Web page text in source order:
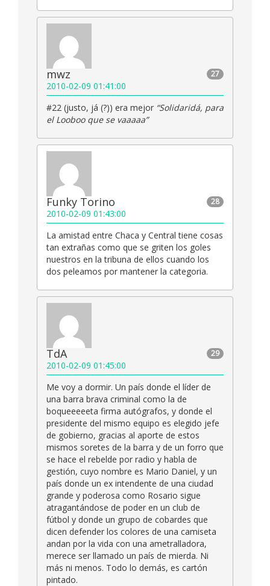
27
mwz
2010-02-09 01:41:00
#22 (justo, já (?)) era mejor “Solidaridá, para
el Looboo que se vaaaaa”
28
Funky Torino
2010-02-09 01:43:00
La amistad entre Chaca y Central tiene cosas
tan extrañas como que se griten los goles
nuestros en la tribuna de ellos cuando los
dos peleamos por mantener la categoria.
29
TdA
2010-02-09 01:45:00
Me voy a dormir. Un país donde el líder de
una barra brava criminal como la de
boqueeeeeta firma autógrafos, y donde el
presidente del mismo equipo es elegido jefe
de gobierno, gracias al aporte de estos
mismos soretes de la barra y de un forro que
se hace el rebelde por radio y habla de
gestión, cuyo nombre es Mario Daniel, y un
país donde un ex intendente de una ciudad
grande y poderosa como Rosario sigue
atragantándose de poder en un club de
fútbol y donde un grupo de cobardes que
dicen defender los colores de una camiseta
andan por la vida con una ametralladora,
merece ser llamado un país de mierda. Ni
más ni menos. Todo lo demás, es cartón
pintado.